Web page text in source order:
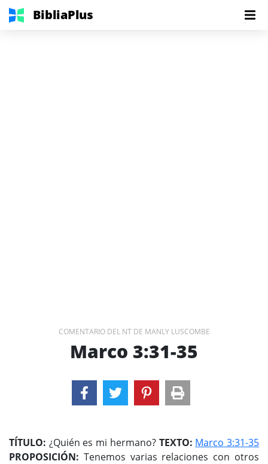
BibliaPlus
COMENTARIO DEL NT DE MANLY LUSCOMBE
Marco 3:31-35
TÍTULO: ¿Quién es mi hermano? TEXTO: Marco 3:31-35
PROPOSICIÓN: Tenemos varias relaciones con otros